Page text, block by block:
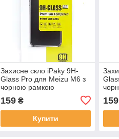
Захисне скло iPaky 9H-
Glass Pro для Meizu M6 з
чорною рамкою
159₴
Купити
159